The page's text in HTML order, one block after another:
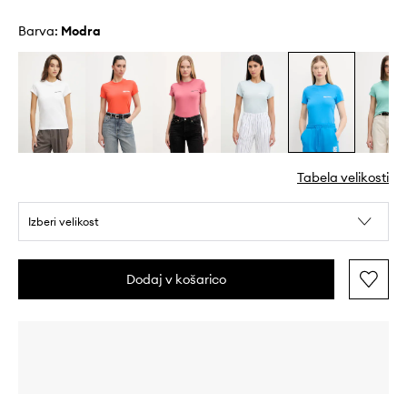
Barva: modra
Tabela velikosti
Izberi velikost
Dodaj v košarico